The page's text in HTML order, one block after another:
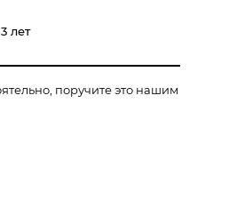
лет
поручите это нашим